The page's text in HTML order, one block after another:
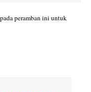
peramban ini untuk